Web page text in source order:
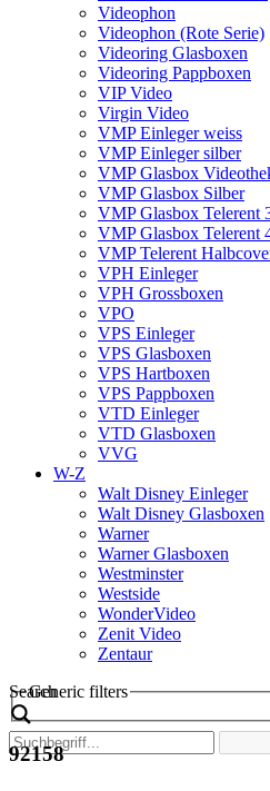
Videophon
Videophon (Rote Serie)
Videoring Glasboxen
Videoring Pappboxen
VIP Video
Virgin Video
VMP Einleger weiss
VMP Einleger silber
VMP Glasbox
VMP Glasbox Silber
VMP Glasbox Telerent
VMP Glasbox Telerent
VMP Telerent
VPH Einleger
VPH Grossboxen
VPO
VPS Einleger
VPS Glasboxen
VPS Hartboxen
VPS Pappboxen
VTD Einleger
VTD Glasboxen
VVG
W-Z
Walt Disney Einleger
Walt Disney Glasboxen
Warner
Warner Glasboxen
Westminster
Westside
WonderVideo
Zenit Video
Zentaur
Search
Generic filters
92158